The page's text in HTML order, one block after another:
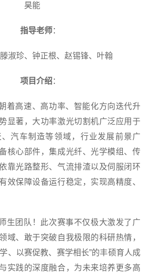
昊能
指导老师：
淑珍、钟正根、赵锡锋、叶翰
项目介绍：
着高速、高功率、智能化方向迭代升
显著，大功率激光切割机广泛应用于
汽车制造等领域，行业发展前景广
核心部件，集成光纤、光学模组、传
靠光路整形、气流排渣以及伺服闭环
效保障设备运行稳定，实现高精度、
生团队！此次赛事不仅极大激发了广
域、敢于突破自我极限的科研热情，
、以赛促教、赛学相长”的丰硕育人成
实践的深度融合，为未来培养更多高